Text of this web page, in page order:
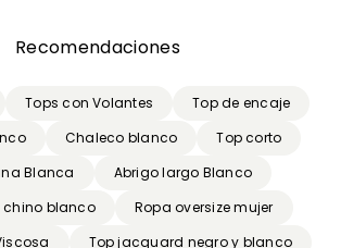
Recomendaciones
Tops con Volantes
Top de encaje
Chaleco blanco
Top corto
Blanca
Abrigo largo Blanco
chino blanco
Ropa oversize mujer
Top jacquard negro y blanco